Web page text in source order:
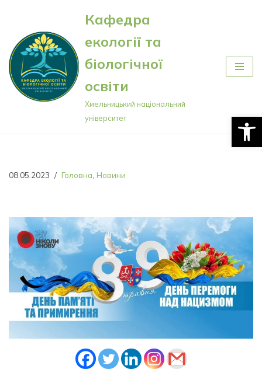
Перейти
до
вмісту
Кафедра
екології та
біологічної
освіти
Хмельницький національний
університет
08.05.2023 Головна Новини